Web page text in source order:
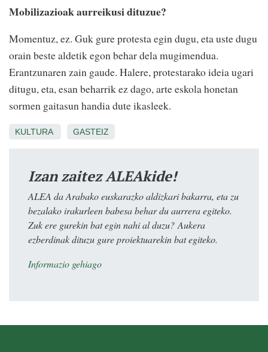
Mobilizazioak aurreikusi dituzue?
Momentuz, ez. Guk gure protesta egin dugu, eta uste dugu
orain beste aldetik egon behar dela mugimendua.
Erantzunaren zain gaude. Halere, protestarako ideia ugari
ditugu, eta, esan beharrik ez dago, arte eskola honetan
sormen gaitasun handia dute ikasleek.
KULTURA GASTEIZ
Izan zaitez ALEAkide!
ALEA da Arabako euskarazko aldizkari bakarra, eta zu
bezalako irakurleen babesa behar du aurrera egiteko.
Zuk ere gurekin bat egin nahi al duzu? Aukera
ezberdinak dituzu gure proiektuarekin bat egiteko.
Informazio gehiago